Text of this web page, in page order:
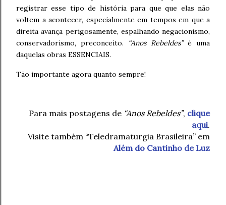
registrar esse tipo de história para que que elas não
voltem a acontecer, especialmente em tempos em que a
direita avança perigosamente, espalhando negacionismo,
conservadorismo, preconceito.
“Anos Rebeldes”é uma
daquelas obras ESSENCIAIS.
Tão importante agora quanto sempre!
Para mais postagens de “Anos Rebeldes”, clique
aqui.
Visite também “Teledramaturgia Brasileira” em
Além do Cantinho de Luz